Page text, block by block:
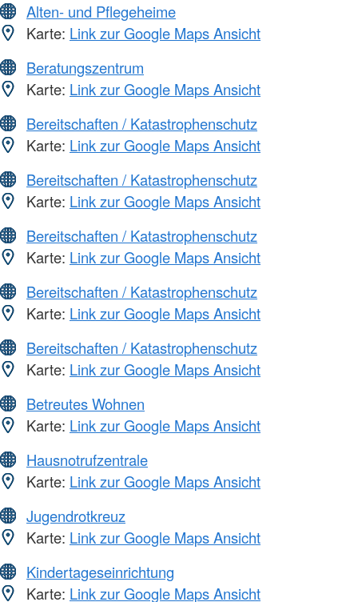
Alten- und Pflegeheime
Karte: Link zur Google Maps Ansicht
Beratungszentrum
Karte: Link zur Google Maps Ansicht
Bereitschaften / Katastrophenschutz
Karte: Link zur Google Maps Ansicht
Bereitschaften / Katastrophenschutz
Karte: Link zur Google Maps Ansicht
Bereitschaften / Katastrophenschutz
Karte: Link zur Google Maps Ansicht
Bereitschaften / Katastrophenschutz
Karte: Link zur Google Maps Ansicht
Bereitschaften / Katastrophenschutz
Karte: Link zur Google Maps Ansicht
Betreutes Wohnen
Karte: Link zur Google Maps Ansicht
Hausnotrufzentrale
Karte: Link zur Google Maps Ansicht
Jugendrotkreuz
Karte: Link zur Google Maps Ansicht
Kindertageseinrichtung
Karte: Link zur Google Maps Ansicht